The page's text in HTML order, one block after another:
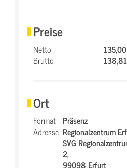
Preise
Netto
Brutto
Ort
Format Präsenz
Adresse Regionalzentrum
SVG
2,
99098 Erfurt